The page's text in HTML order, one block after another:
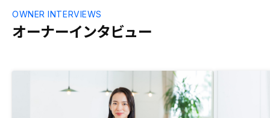
オーナーインタビュー
OWNER INTERVIEWS